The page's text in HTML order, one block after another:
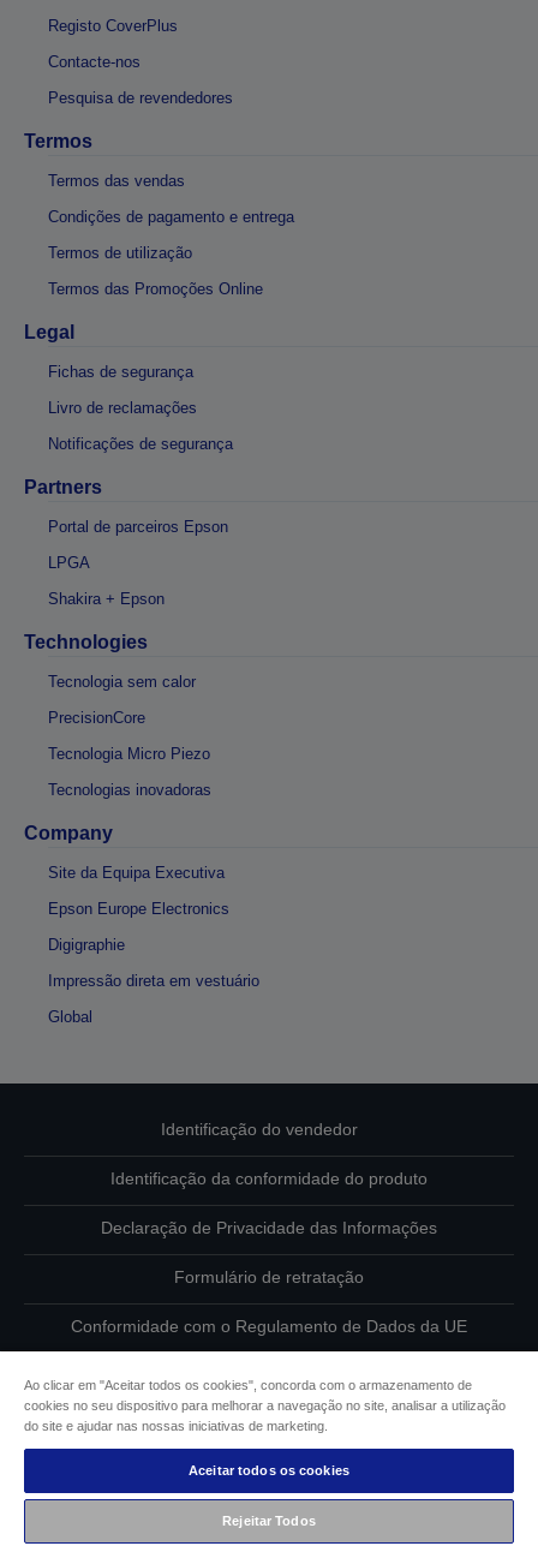
Registo CoverPlus
Contacte-nos
Pesquisa de revendedores
Termos
Termos das vendas
Condições de pagamento e entrega
Termos de utilização
Termos das Promoções Online
Legal
Fichas de segurança
Livro de reclamações
Notificações de segurança
Partners
Portal de parceiros Epson
LPGA
Shakira + Epson
Technologies
Tecnologia sem calor
PrecisionCore
Tecnologia Micro Piezo
Tecnologias inovadoras
Company
Site da Equipa Executiva
Epson Europe Electronics
Digigraphie
Impressão direta em vestuário
Global
Identificação do vendedor
Identificação da conformidade do produto
Declaração de Privacidade das Informações
Formulário de retratação
Conformidade com o Regulamento de Dados da UE
Informações sobre cookies
Compromisso da Epson para com a acessibilidade
Copyright © 2026 Seiko Epson
Ao clicar em "Aceitar todos os cookies", concorda com o armazenamento de
cookies no seu dispositivo para melhorar a navegação no site, analisar a utilização
do site e ajudar nas nossas iniciativas de marketing.
Aceitar todos os cookies
Rejeitar Todos